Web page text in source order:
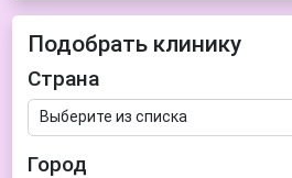
Подобрать клинику
Страна
Город